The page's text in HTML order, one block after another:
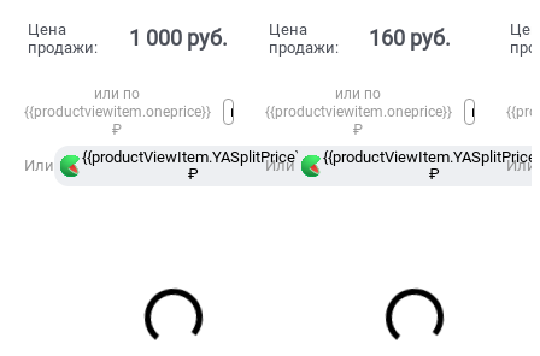
Цена
продажи:
1 000 руб.
или по
{{productviewitem.oneprice}}
₽
Или
{{productViewItem.YASplitPrice}}
₽
в
Сплит
Цена
продажи:
160 руб.
или по
{{productviewitem.oneprice}}
₽
Или
₽
Или